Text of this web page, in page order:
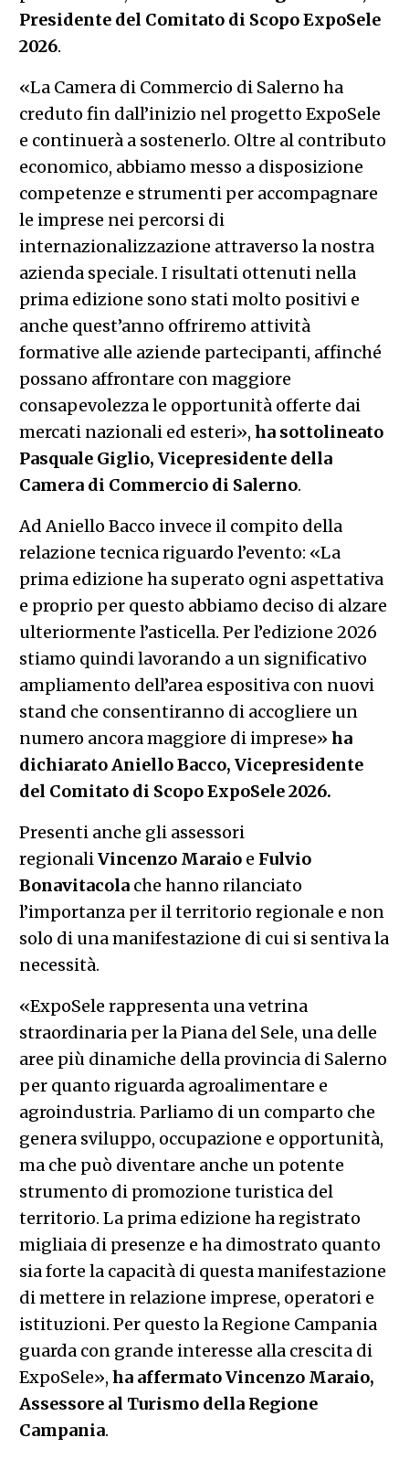
Presidente del Comitato di Scopo ExpoSele
2026.
«La Camera di Commercio di Salerno ha
creduto fin dall’inizio nel progetto ExpoSele
e continuerà a sostenerlo. Oltre al contributo
economico, abbiamo messo a disposizione
competenze e strumenti per accompagnare
le imprese nei percorsi di
internazionalizzazione attraverso la nostra
azienda speciale. I risultati ottenuti nella
prima edizione sono stati molto positivi e
anche quest’anno offriremo attività
formative alle aziende partecipanti, affinché
possano affrontare con maggiore
consapevolezza le opportunità offerte dai
mercati nazionali ed esteri», ha sottolineato
Pasquale Giglio, Vicepresidente della
Camera di Commercio di Salerno.
Ad Aniello Bacco invece il compito della
relazione tecnica riguardo l’evento: «La
prima edizione ha superato ogni aspettativa
e proprio per questo abbiamo deciso di alzare
ulteriormente l’asticella. Per l’edizione 2026
stiamo quindi lavorando a un significativo
ampliamento dell’area espositiva con nuovi
stand che consentiranno di accogliere un
numero ancora maggiore di imprese» ha
dichiarato Aniello Bacco, Vicepresidente
del Comitato di Scopo ExpoSele 2026.
Presenti anche gli assessori
regionaliVincenzo Maraioe Fulvio
Bonavitacolache hanno rilanciato
l’importanza per il territorio regionale e non
solo di una manifestazione di cui si sentiva la
necessità.
«ExpoSele rappresenta una vetrina
straordinaria per la Piana del Sele, una delle
aree più dinamiche della provincia di Salerno
per quanto riguarda agroalimentare e
agroindustria. Parliamo di un comparto che
genera sviluppo, occupazione e opportunità,
ma che può diventare anche un potente
strumento di promozione turistica del
territorio. La prima edizione ha registrato
migliaia di presenze e ha dimostrato quanto
sia forte la capacità di questa manifestazione
di mettere in relazione imprese, operatori e
istituzioni. Per questo la Regione Campania
guarda con grande interesse alla crescita di
ExpoSele», ha affermato Vincenzo Maraio,
Assessore al Turismo della Regione
Campania.